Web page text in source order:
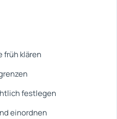
früh klären
festlegen
einordnen